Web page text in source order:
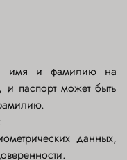
имя и фамилию на
и паспорт может быть
данных,